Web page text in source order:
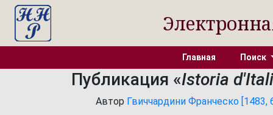
Главная Поиск
Публикация «Istoria
Автор Гвиччардини Франческо [1483,